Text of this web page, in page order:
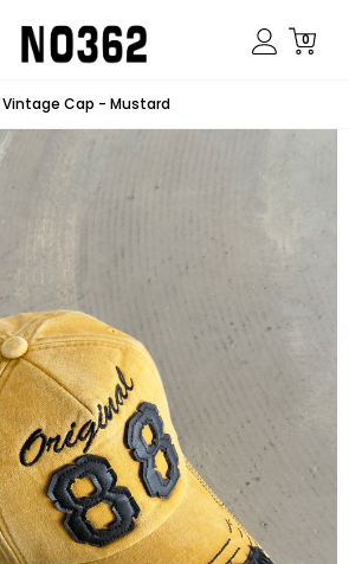
0
Vintage Cap - Mustard